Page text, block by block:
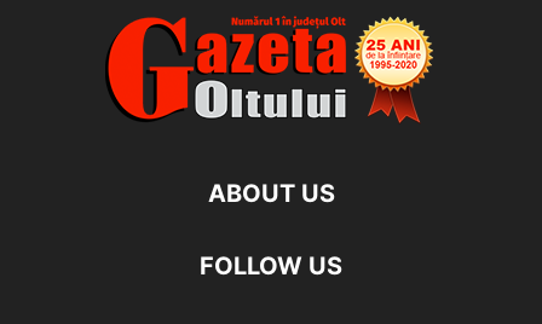
ABOUT US
FOLLOW US